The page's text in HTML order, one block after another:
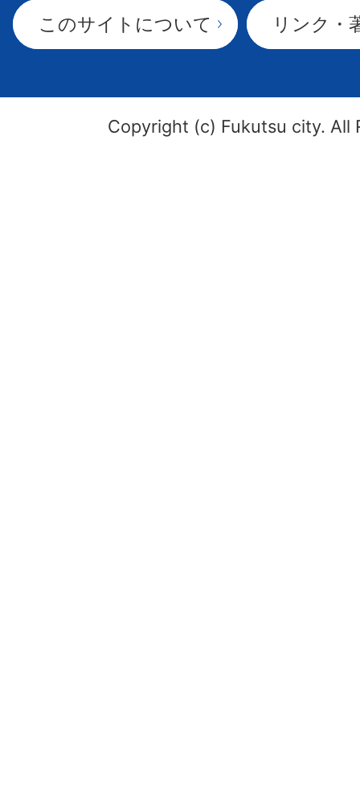
このサイトについて リンク・
Copyright (c) Fukutsu city. All